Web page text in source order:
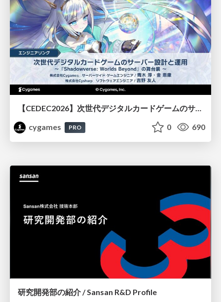
【CEDEC2026】次世代デジタルカードゲームのサーバー設計と運用 〜『Shadowverse: Worlds Beyond』の舞台裏～
cygames
PRO 0 690
研究開発部の紹介 / Sansan R&D Profile